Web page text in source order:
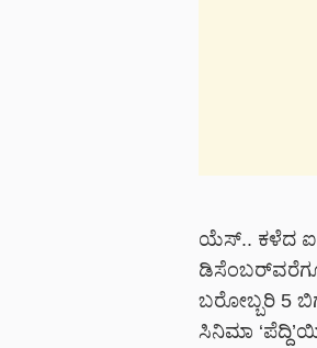
​ಯೆಸ್.. ಕಳೆದ
ಡಿಸೆಂಬರ್‌ವರೆಗೂ
ಬರೋಬ್ಬರಿ 5
ಸಿನಿಮಾ